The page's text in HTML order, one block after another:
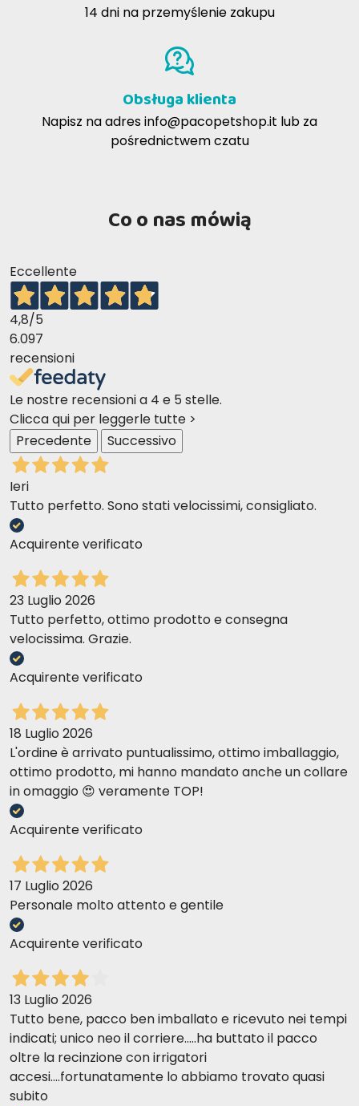
14 dni na przemyślenie zakupu
Obsługa klienta
Napisz na adresinfo@pacopetshop.it lub za
pośrednictwem czatu
Co o nas mówią
Eccellente
4,8/5
6.097
recensioni
Le nostre recensioni a 4 e 5 stelle.
Clicca qui per leggerle tutte >
Precedente
Successivo
Ieri
Tutto perfetto. Sono stati velocissimi, consigliato.
Acquirente verificato
23 Luglio 2026
Tutto perfetto, ottimo prodotto e consegna
velocissima. Grazie.
Acquirente verificato
18 Luglio 2026
L'ordine è arrivato puntualissimo, ottimo imballaggio,
ottimo prodotto, mi hanno mandato anche un collare
in omaggio 😍 veramente TOP!
Acquirente verificato
17 Luglio 2026
Personale molto attento e gentile
Acquirente verificato
13 Luglio 2026
Tutto bene, pacco ben imballato e ricevuto nei tempi
indicati; unico neo il corriere.....ha buttato il pacco
oltre la recinzione con irrigatori
accesi....fortunatamente lo abbiamo trovato quasi
subito